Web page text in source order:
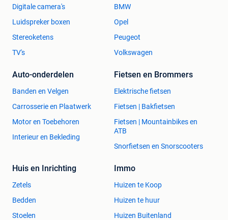
Digitale camera's
Luidspreker boxen
Stereoketens
TV's
BMW
Opel
Peugeot
Volkswagen
Auto-onderdelen
Banden en Velgen
Carrosserie en Plaatwerk
Motor en Toebehoren
Interieur en Bekleding
Fietsen en Brommers
Elektrische fietsen
Fietsen | Bakfietsen
Fietsen | Mountainbikes en
ATB
Snorfietsen en Snorscooters
Huis en Inrichting
Zetels
Bedden
Stoelen
Immo
Huizen te Koop
Huizen te huur
Huizen Buitenland